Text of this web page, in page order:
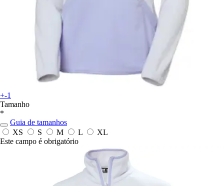
+-1
Tamanho
*
Guia de tamanhos
XS
S M L
XL
Este campo é obrigatório